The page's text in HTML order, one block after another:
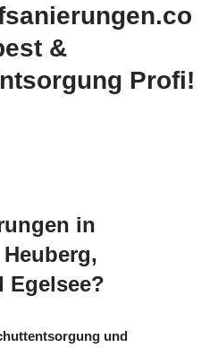
&
Profi!
in
Egelsee?
und